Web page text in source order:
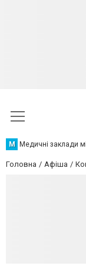
М Медичні заклади
Головна Афіша